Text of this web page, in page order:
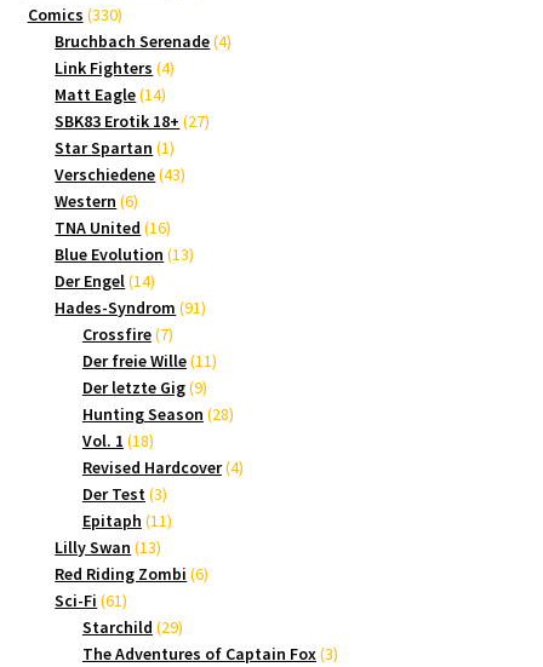
Comics 330330
Produkte
Bruchbach Serenade 44
Link Fighters 44
Matt Eagle 1414
Produkte
SBK83 Erotik 18+ 2727
Star Spartan 11
Produkt
Verschiedene 4343
Western 66
Produkte
TNA United 1616
Produkte
Blue Evolution 1313
Der Engel 1414
Produkte
Hades-Syndrom 9191
Crossfire 77
Produkte
Der freie Wille 1111
Der letzte Gig 99
Produkte
Hunting Season 2828
Vol. 1 1818
Produkte
Revised Hardcover 44
Der Test 33
Produkte
Epitaph 1111
Lilly Swan 1313
Produkte
Red Riding Zombi 66
Sci-Fi 6161
Produkte
Starchild 2929
Produkte
The Adventures of Captain Fox 33